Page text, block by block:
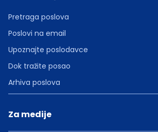
Pretraga poslova
Poslovi na email
Upoznajte poslodavce
Dok tražite posao
Arhiva poslova
Za medije